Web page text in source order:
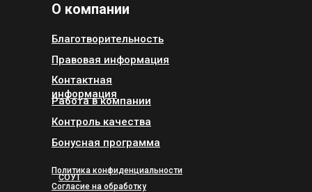
Политика конфиденциальности
СОУТ
Согласие на обработку
О компании
Благотворительность
Правовая информация
Контактная
информация
Работа в компании
Контроль качества
Бонусная программа